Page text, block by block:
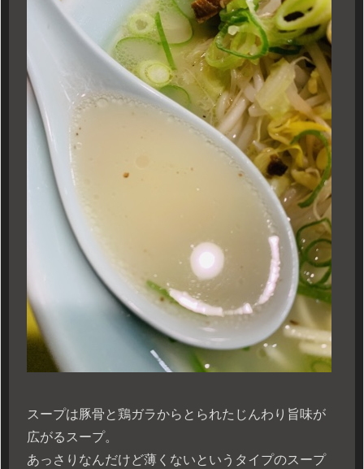
スープは豚骨と鶏ガラからとられたじんわり旨味が
広がるスープ。
あっさりなんだけど薄くないというタイプのスープ